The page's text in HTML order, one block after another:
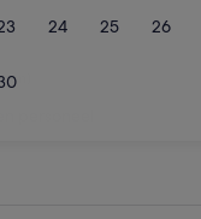
24 25 26